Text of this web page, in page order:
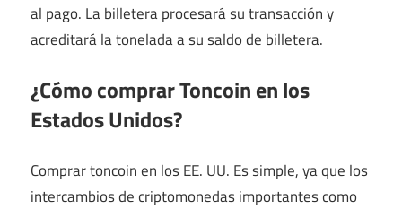
al pago. La billetera procesará su transacción y
acreditará la tonelada a su saldo de billetera.
¿Cómo comprar Toncoin en los
Estados Unidos?
Comprar toncoin en los EE. UU. Es simple, ya que los
intercambios de criptomonedas importantes como